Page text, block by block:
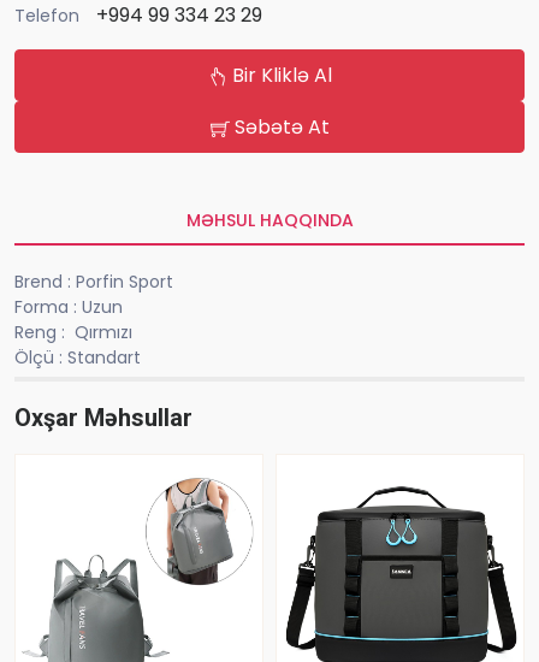
Telefon
+994 99 334 23 29
Bir Kliklə Al
Səbətə At
MƏHSUL HAQQINDA
Brend : Porfin Sport
Forma : Uzun
Reng : Qırmızı
Ölçü : Standart
Oxşar Məhsullar